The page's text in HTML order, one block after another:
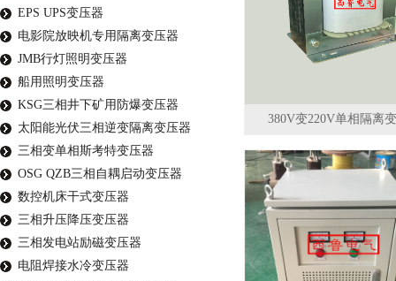
380V变220V单相隔离
EPS UPS变压器
电影院放映机专用隔离变压器
JMB行灯照明变压器
船用照明变压器
KSG三相井下矿用防爆变压器
太阳能光伏三相逆变隔离变压器
三相变单相斯考特变压器
OSG QZB三相自耦启动变压器
数控机床干式变压器
三相升压降压变压器
三相发电站励磁变压器
电阻焊接水冷变压器